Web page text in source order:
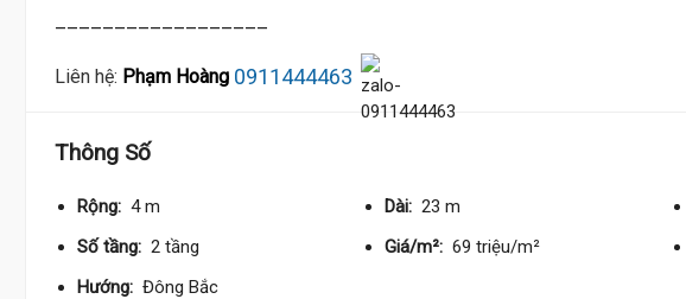
Liên hệ: Phạm Hoàng 0911444463
Thông Số
Rộng: 4 m Dài: 23 m
Số tầng: 2 tầng Giá/m²: 69 triệu/m²
Hướng: Đông Bắc